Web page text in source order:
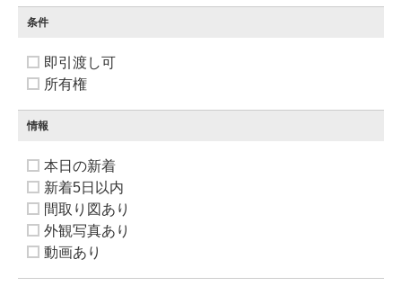
条件
即引渡し可
所有権
情報
本日の新着
新着5日以内
間取り図あり
外観写真あり
動画あり